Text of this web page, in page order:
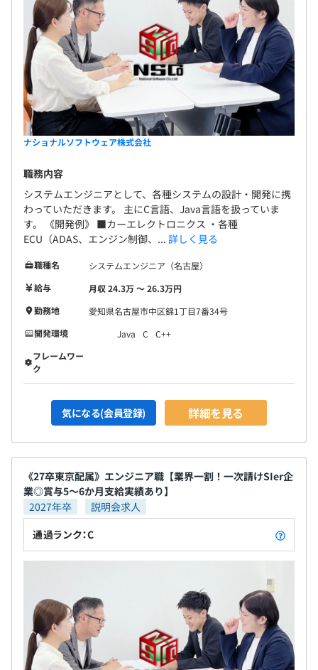
ナショナルソフトウェア株式会社
職務内容
システムエンジニアとして、各種システムの設計・開発に携
わっていただきます。 主にC言語、Java言語を扱っていま
す。 《開発例》 ■カーエレクトロニクス ・各種
ECU（ADAS、エンジン制御、... 詳しく見る
職種名
システムエンジニア（名古屋）
給与
月収 24.3万 〜 26.3万円
勤務地
愛知県名古屋市中区錦1丁目7番34号
開発環境
Java C
C++
フレームワー
ク
気になる(会員登録) 詳細を見る
《27卒東京配属》エンジニア職【業界一割！一次請けSIer企
業◎賞与5～6か月支給実績あり】
2027年卒
説明会求人
通過ランク：C